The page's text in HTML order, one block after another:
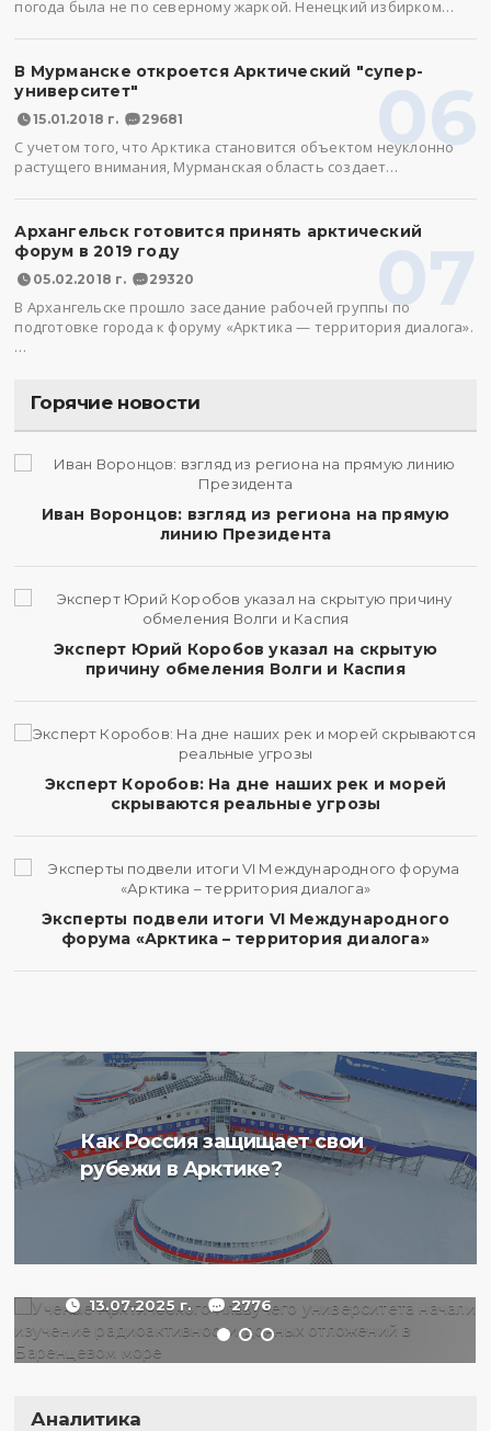
погода была не по северному жаркой. Ненецкий избирком…
06
В Мурманске откроется Арктический "супер-
университет"
15.01.2018 г. 29681
С учетом того, что Арктика становится объектом неуклонно
растущего внимания, Мурманская область создает…
07
Архангельск готовится принять арктический
форум в 2019 году
05.02.2018 г. 29320
В Архангельске прошло заседание рабочей группы по
подготовке города к форуму «Арктика — территория диалога».
…
Горячие новости
Иван Воронцов: взгляд из региона на прямую
линию Президента
Эксперт Юрий Коробов указал на скрытую
причину обмеления Волги и Каспия
Эксперт Коробов: На дне наших рек и морей
скрываются реальные угрозы
Эксперты подвели итоги VI Международного
форума «Арктика – территория диалога»
Как Россия защищает свои
рубежи в Арктике?
Ученые Арктического
плавучего университета
радиоактивности донных
отложений в Баренцевом
13.07.2025 г. 2776
Аналитика